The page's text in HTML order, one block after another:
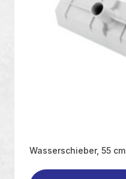
Wasserschieber, 55 cm